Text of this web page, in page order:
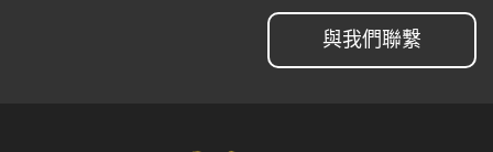
與我們聯繫